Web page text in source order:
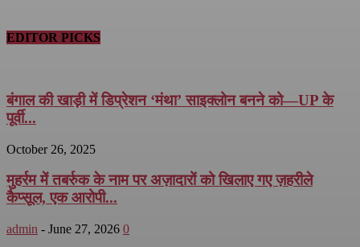
EDITOR PICKS
बंगाल की खाड़ी में डिप्रेशन ‘मंथा’ साइक्लोन बनने को—UP के
पूर्वी...
October 26, 2025
मुहर्रम में तबर्रुक के नाम पर अज़ादारों को खिलाए गए ज़हरीले
कैप्सूल, एक आरोपी...
admin - June 27, 2026 0